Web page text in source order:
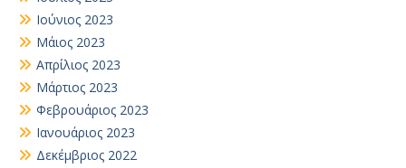
Ιούνιος 2023
Μάιος 2023
Απρίλιος 2023
Μάρτιος 2023
Φεβρουάριος 2023
Ιανουάριος 2023
Δεκέμβριος 2022